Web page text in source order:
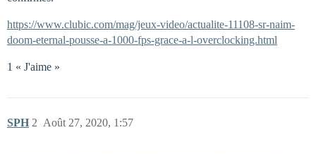
https://www.clubic.com/mag/jeux-video/actualite-11108-sr-naim-
doom-eternal-pousse-a-1000-fps-grace-a-l-overclocking.html
1 « J'aime »
SPH Août 27, 2020, 1:57
2